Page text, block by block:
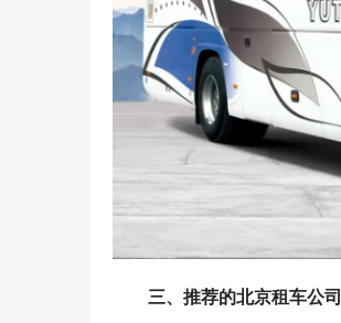
三、推荐的北京租车公司